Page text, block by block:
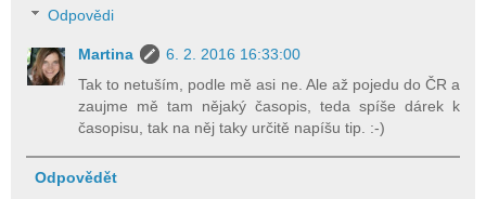
Odpovědi
Martina
6. 2. 2016 16:33:00
Tak to netuším, podle mě asi ne. Ale až pojedu do ČR a
zaujme mě tam nějaký časopis, teda spíše dárek k
časopisu, tak na něj taky určitě napíšu tip. :-)
Odpovědět